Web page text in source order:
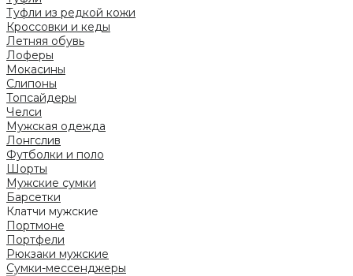
Туфли из редкой кожи
Кроссовки и кеды
Летняя обувь
Лоферы
Мокасины
Слипоны
Топсайдеры
Челси
Мужская одежда
Лонгслив
Футболки и поло
Шорты
Мужские сумки
Барсетки
Клатчи мужские
Портмоне
Портфели
Рюкзаки мужские
Сумки-мессенджеры